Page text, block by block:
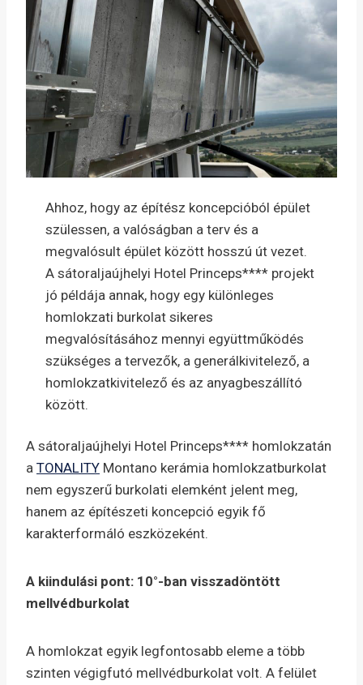
Ahhoz, hogy az építész koncepcióból épület
szülessen, a valóságban a terv és a
megvalósult épület között hosszú út vezet.
A sátoraljaújhelyi Hotel Princeps**** projekt
jó példája annak, hogy egy különleges
homlokzati burkolat sikeres
megvalósításához mennyi együttműködés
szükséges a tervezők, a generálkivitelező, a
homlokzatkivitelező és az anyagbeszállító
között.
A sátoraljaújhelyi Hotel Princeps**** homlokzatán
a TONALITY Montano kerámia homlokzatburkolat
nem egyszerű burkolati elemként jelent meg,
hanem az építészeti koncepció egyik fő
karakterformáló eszközeként.
A kiindulási pont: 10°-ban visszadöntött
mellvédburkolat
A homlokzat egyik legfontosabb eleme a több
szinten végigfutó mellvédburkolat volt. A felület